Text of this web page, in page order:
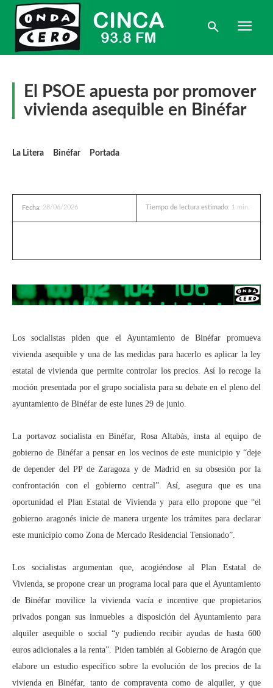
El PSOE apuesta por promover
vivienda asequible en Binéfar
La Litera Binéfar Portada
Fecha: 28/06/2026 Tiempo de lectura estimado: 1 min.
Los socialistas piden que el Ayuntamiento de Binéfar promueva
vivienda asequible y una de las medidas para hacerlo es aplicar la ley
estatal de vivienda que permite controlar los precios. Así lo recoge la
moción presentada por el grupo socialista para su debate en el pleno del
ayuntamiento de Binéfar de este lunes 29 de junio.
La portavoz socialista en Binéfar, Rosa Altabás, insta al equipo de
gobierno de Binéfar a pensar en los vecinos de este municipio y “deje
de depender del PP de Zaragoza y de Madrid en su obsesión por la
confrontación con el gobierno central”. Así, asegura que es una
oportunidad el Plan Estatal de Vivienda y para ello propone que “el
gobierno aragonés inicie de manera urgente los trámites para declarar
este municipio como Zona de Mercado Residencial Tensionado”.
Los socialistas argumentan que, acogiéndose al Plan Estatal de
Vivienda, se propone crear un programa local para que el Ayuntamiento
de Binéfar movilice la vivienda vacía e incentive que propietarios
privados pongan sus inmuebles a disposición del Ayuntamiento para
alquiler asequible o social “y pudiendo recibir ayudas de hasta 600
euros adicionales a la renta”. Piden también al Gobierno de Aragón que
elabore un estudio específico sobre la evolución de los precios de la
vivienda en Binéfar, tanto de compraventa como de alquiler, y que